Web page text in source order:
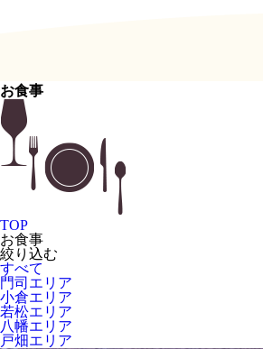
お食事
TOP
お食事
絞り込む
すべて
門司エリア
小倉エリア
若松エリア
八幡エリア
戸畑エリア